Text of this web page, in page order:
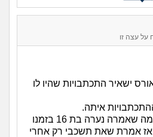
על עצה זו
ישאיר התכתבויות שהיו לו
איתה.
2 - אף אחד לא חושב שמה שאמרה נערה בת 16 בזמנו
אותה עד גיל 120, אז אמרת שאת תשכבי רק אחרי